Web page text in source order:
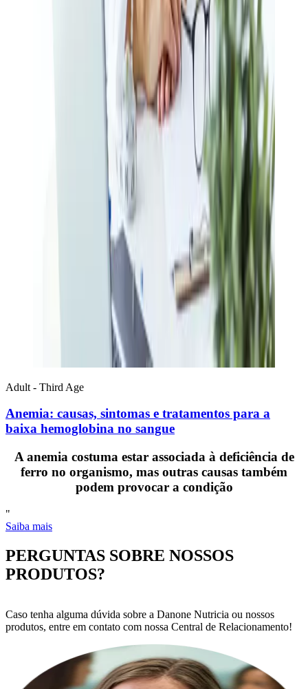
Adult - Third Age
Anemia: causas, sintomas e tratamentos para a
baixa hemoglobina no sangue
A anemia costuma estar associada à deficiência de
ferro no organismo, mas outras causas também
podem provocar a condição
"
Saiba mais
PERGUNTAS SOBRE NOSSOS
PRODUTOS?
Caso tenha alguma dúvida sobre a Danone Nutricia ou nossos
produtos, entre em contato com nossa Central de Relacionamento!